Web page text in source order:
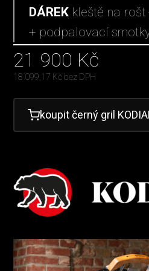
DÁREK kleště na
+ podpalovací
21 900 Kč
18 099,17 Kč bez DPH
koupit černý gril